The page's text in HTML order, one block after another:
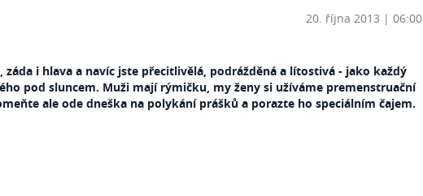
20. října 2013 | 06:00
záda i hlava a navíc jste přecitlivělá, podrážděná a lítostivá - jako každý
pod sluncem. Muži mají rýmičku, my ženy si užíváme premenstruační
ale ode dneška na polykání prášků a porazte ho speciálním čajem.